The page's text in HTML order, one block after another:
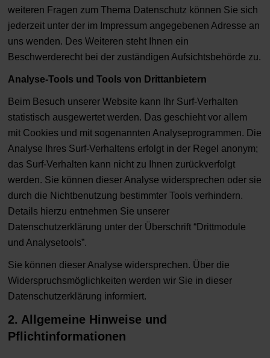
weiteren Fragen zum Thema Datenschutz können Sie sich
jederzeit unter der im Impressum angegebenen Adresse an
uns wenden. Des Weiteren steht Ihnen ein
Beschwerderecht bei der zuständigen Aufsichtsbehörde zu.
Analyse-Tools und Tools von Drittanbietern
Beim Besuch unserer Website kann Ihr Surf-Verhalten
statistisch ausgewertet werden. Das geschieht vor allem
mit Cookies und mit sogenannten Analyseprogrammen. Die
Analyse Ihres Surf-Verhaltens erfolgt in der Regel anonym;
das Surf-Verhalten kann nicht zu Ihnen zurückverfolgt
werden. Sie können dieser Analyse widersprechen oder sie
durch die Nichtbenutzung bestimmter Tools verhindern.
Details hierzu entnehmen Sie unserer
Datenschutzerklärung unter der Überschrift “Drittmodule
und Analysetools”.
Sie können dieser Analyse widersprechen. Über die
Widerspruchsmöglichkeiten werden wir Sie in dieser
Datenschutzerklärung informiert.
2. Allgemeine Hinweise und
Pflichtinformationen